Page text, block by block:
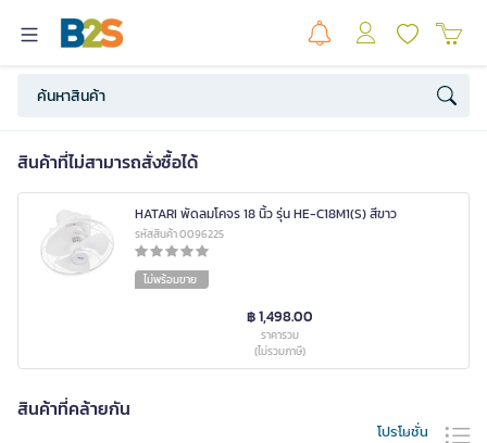
สินค้าที่ไม่สามารถสั่งซื้อได้
HATARI พัดลมโคจร 18 นิ้ว รุ่น HE-C18M1(S) สีขาว
รหัสสินค้า 0096225
ไม่พร้อมขาย
฿ 1,498.00
ราคารวม
(ไม่รวมภาษี)
สินค้าที่คล้ายกัน
โปรโมชั่น